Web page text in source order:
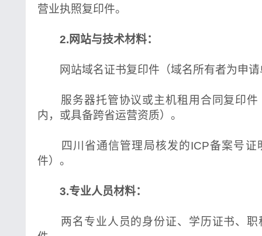
营业执照复印件。
2.网站与技术材料：
网站域名证书复印件（域名所有者为申请
服务器托管协议或主机租用合同复印件
内，或具备跨省运营资质）。
四川省通信管理局核发的ICP备案号证
件）。
3.专业人员材料：
两名专业人员的身份证、学历证书、职